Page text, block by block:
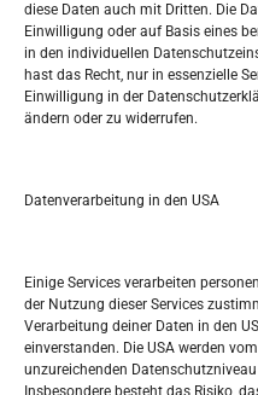
diese Daten auch mit Dritten. Die
Einwilligung oder auf Basis eines
in den individuellen
hast das Recht, nur in essenzielle
Einwilligung in der
ändern oder zu widerrufen.
Datenverarbeitung in den USA
Einige Services verarbeiten
der Nutzung dieser Services
Verarbeitung deiner Daten in den
einverstanden. Die USA werden
unzureichenden
Insbesondere besteht das Risiko,
Pretražite stranicu:
S
e
a
h
M D M
3 4 5